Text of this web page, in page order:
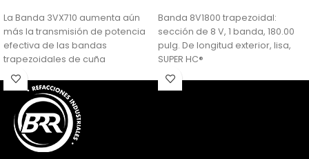
La Banda 3VX710 aumenta aún
más la transmisión de potencia
efectiva de las bandas
trapezoidales de cuña
profunda.
Banda 8V1800 trapezoidal:
sección de 8 V, 1 banda, 180.00
pulg. De longitud exterior, lisa,
SUPER HC®